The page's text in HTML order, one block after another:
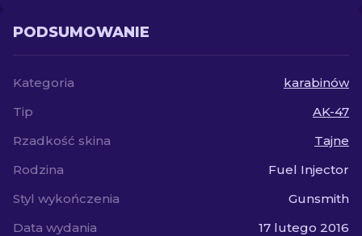
PODSUMOWANIE
Kategoria
karabinów
Tip
AK-47
Rzadkość skina
Tajne
Rodzina
Fuel Injector
Styl wykończenia
Gunsmith
Data wydania
17 lutego 2016